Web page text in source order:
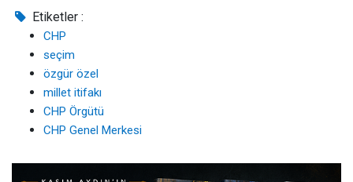
Etiketler :
CHP
seçim
özgür özel
millet itifakı
CHP Örgütü
CHP Genel Merkesi